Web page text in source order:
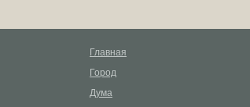
Главная
Город
Дума